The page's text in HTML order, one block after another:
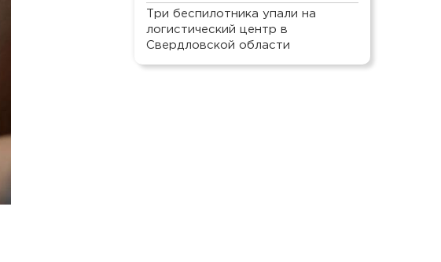
Три беспилотника упали на
логистический центр в
Свердловской области